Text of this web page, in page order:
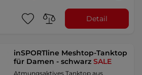
Detail
inSPORTline Meshtop-Tanktop
für Damen - schwarzSALE
Atmungsaktives Tanktop aus